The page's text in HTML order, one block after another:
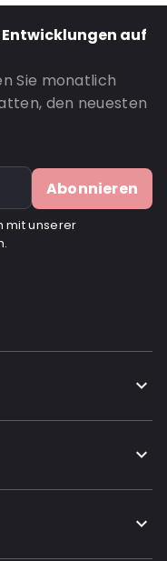
Entwicklungen auf
Sie monatlich
den neuesten
Abonnieren
mit unserer